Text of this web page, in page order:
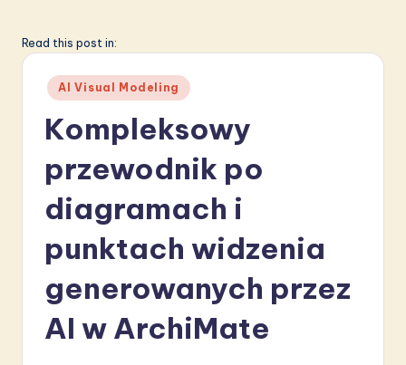
li
A
Read this post in:
Posted
in
AI Visual Modeling
Kompleksowy
przewodnik po
diagramach i
punktach widzenia
generowanych przez
AI w ArchiMate